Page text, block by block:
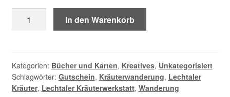
Kind
7-
15
In den Warenkorb
Kategorien: Bücher und Karten, Kreatives, Unkategorisiert
Schlagwörter: Gutschein, Kräuterwanderung, Lechtaler
Kräuter, Lechtaler Kräuterwerkstatt, Wanderung